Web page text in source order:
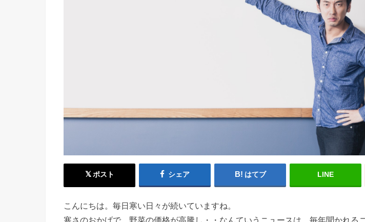
ポスト シェア はてブ LINE
こんにちは。毎日寒い日々が続いていますね。
寒さのおかげで、野菜の価格が高騰し・・なんていうニュースは、毎年聞かれる